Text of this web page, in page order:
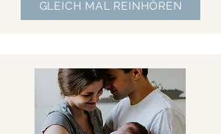
GLEICH MAL REINHÖREN